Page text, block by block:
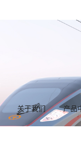
关于我们 产品